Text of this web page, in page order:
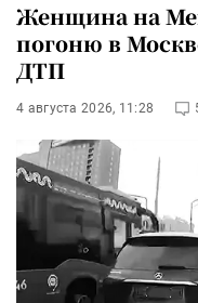
Женщина на
погоню в
ДТП
4 августа 2026, 11:28